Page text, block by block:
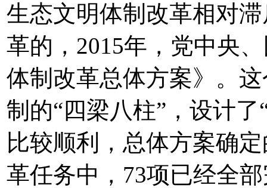
生态文明体制改革相对
革的，2015年，党中央
体制改革总体方案》。
制的“四梁八柱”，设计
比较顺利，总体方案确
革任务中，73项已经全